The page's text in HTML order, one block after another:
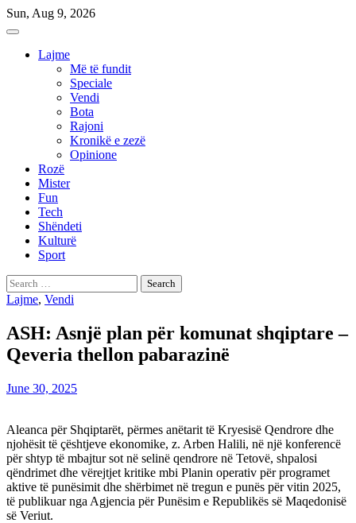
Skip
to
Sun, Aug 9, 2026
Lajme
Më të fundit
Speciale
Vendi
Bota
Rajoni
Kronikë e zezë
Opinione
Rozë
Mister
Fun
Tech
Shëndeti
Kulturë
Sport
Search
for:
Lajme, Vendi
ASH: Asnjë plan për komunat shqiptare –
Qeveria thellon pabarazinë
June 30, 2025
Aleanca për Shqiptarët, përmes anëtarit të Kryesisë Qendrore dhe
njohësit të çështjeve ekonomike, z. Arben Halili, në një konferencë
për shtyp të mbajtur sot në selinë qendrore në Tetovë, shpalosi
qëndrimet dhe vërejtjet kritike mbi Planin operativ për programet
aktive të punësimit dhe shërbimet në tregun e punës për vitin 2025,
të publikuar nga Agjencia për Punësim e Republikës së Maqedonisë
së Veriut.